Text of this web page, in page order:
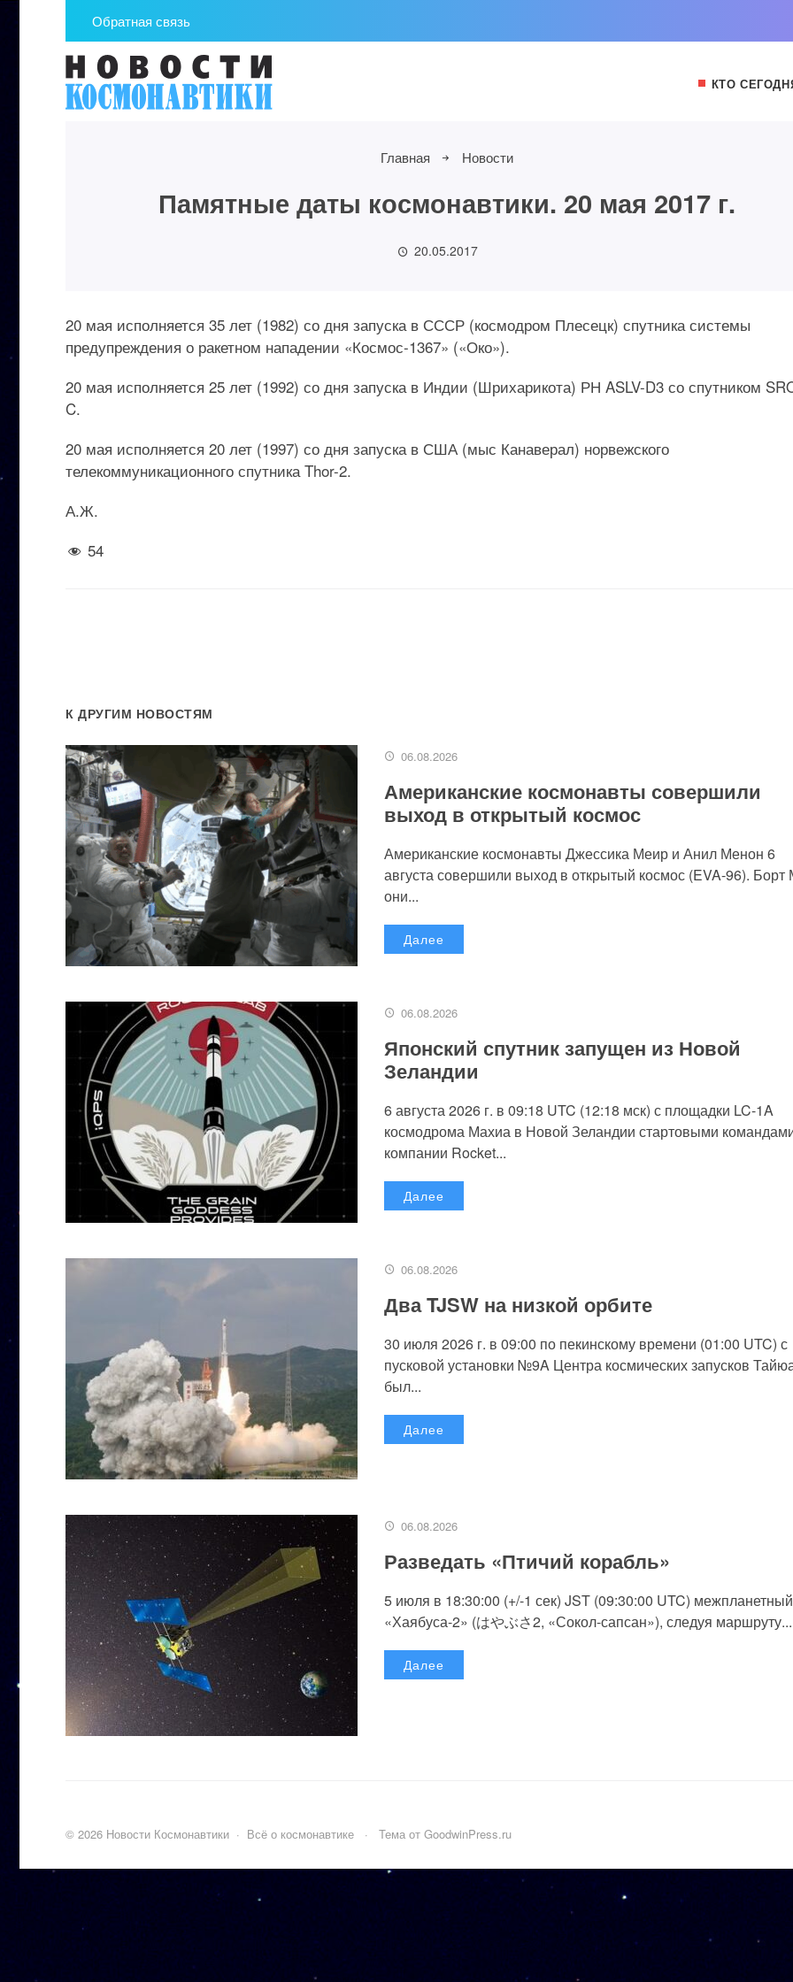
Обратная связь
КТО
Главная Новости
Памятные даты космонавтики. 20 мая 2017 г.
20.05.2017
20 мая исполняется 35 лет (1982) со дня запуска в СССР (космодром Плесецк) спутника системы
предупреждения о ракетном нападении «Космос-1367» («Око»).
20 мая исполняется 25 лет (1992) со дня запуска в Индии (Шрихарикота) РН ASLV-D3 со спутником
C.
20 мая исполняется 20 лет (1997) со дня запуска в США (мыс Канаверал) норвежского
телекоммуникационного спутника Thor-2.
А.Ж.
54
К ДРУГИМ НОВОСТЯМ
06.08.2026
Американские космонавты совершили
выход в открытый космос
Американские космонавты Джессика Меир и Анил Менон 6
августа совершили выход в открытый космос (EVA-96).
они...
Далее
06.08.2026
Японский спутник запущен из Новой
Зеландии
6 августа 2026 г. в 09:18 UTC (12:18 мск) с площадки LC-1A
космодрома Махиа в Новой Зеландии стартовыми
компании Rocket...
Далее
06.08.2026
Два TJSW на низкой орбите
30 июля 2026 г. в 09:00 по пекинскому времени (01:00 UTC) с
пусковой установки №9A Центра космических запусков
был...
Далее
06.08.2026
Разведать «Птичий корабль»
5 июля в 18:30:00 (+/-1 сек) JST (09:30:00 UTC)
«Хаябуса-2» (はやぶさ2, «Сокол-сапсан»), следуя маршруту...
Далее
© 2026 Новости Космонавтики · Всё о космонавтике · Тема от GoodwinPress.ru